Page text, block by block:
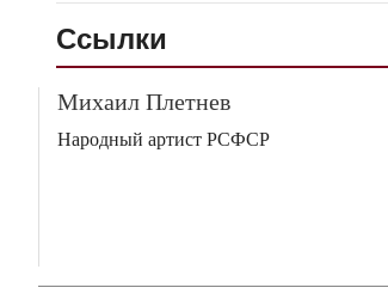
Ссылки
Михаил Плетнев
Народный артист РСФСР